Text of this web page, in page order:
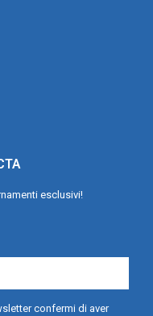
esclusivi!
confermi di aver